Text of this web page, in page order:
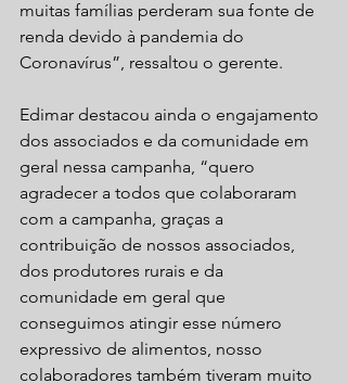
muitas famílias perderam sua fonte de
renda devido à pandemia do
Coronavírus”, ressaltou o gerente.
Edimar destacou ainda o engajamento
dos associados e da comunidade em
geral nessa campanha, “quero
agradecer a todos que colaboraram
com a campanha, graças a
contribuição de nossos associados,
dos produtores rurais e da
comunidade em geral que
conseguimos atingir esse número
expressivo de alimentos, nosso
colaboradores também tiveram muito